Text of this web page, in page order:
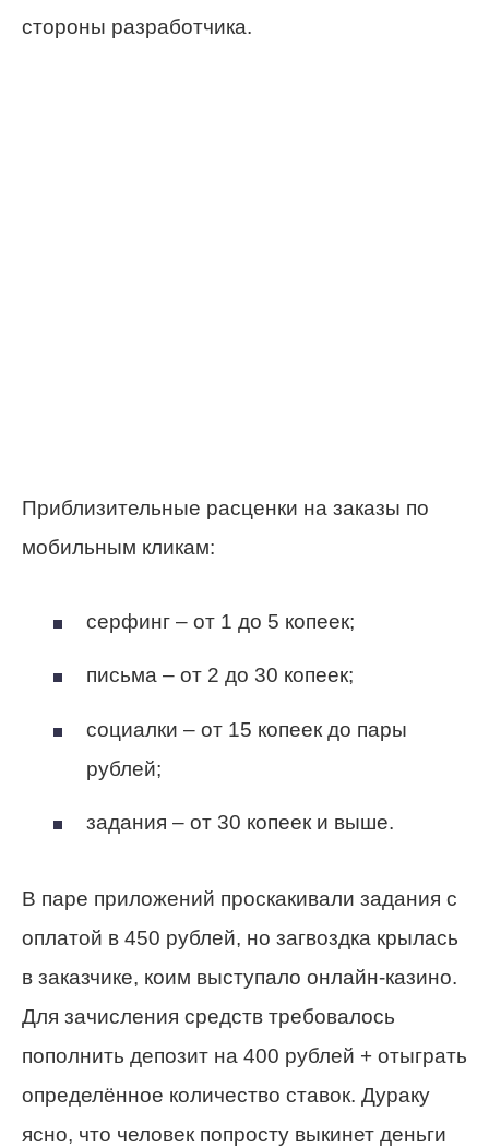
стороны разработчика.
Приблизительные расценки на заказы по
мобильным кликам:
серфинг – от 1 до 5 копеек;
письма – от 2 до 30 копеек;
социалки – от 15 копеек до пары
рублей;
задания – от 30 копеек и выше.
В паре приложений проскакивали задания с
оплатой в 450 рублей, но загвоздка крылась
в заказчике, коим выступало онлайн-казино.
Для зачисления средств требовалось
пополнить депозит на 400 рублей + отыграть
определённое количество ставок. Дураку
ясно, что человек попросту выкинет деньги